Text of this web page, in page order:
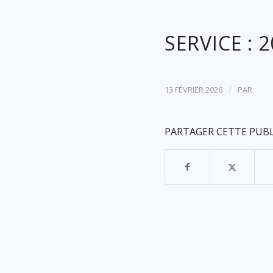
SERVICE :
13 FÉVRIER 2026 / PAR
PARTAGER CETTE